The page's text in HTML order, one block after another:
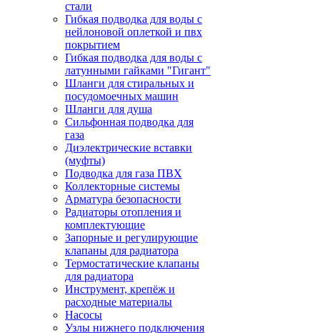
стали
Гибкая подводка для воды с
нейлоновой оплеткой и пвх
покрытием
Гибкая подводка для воды с
латунными гайками "Гигант"
Шланги для стиральных и
посудомоечных машин
Шланги для душа
Сильфонная подводка для
газа
Диэлектрические вставки
(муфты)
Подводка для газа ПВХ
Коллекторные системы
Арматура безопасности
Радиаторы отопления и
комплектующие
Запорные и регулирующие
клапаны для радиатора
Термостатические клапаны
для радиатора
Инструмент, крепёж и
расходные материалы
Насосы
Узлы нижнего подключения